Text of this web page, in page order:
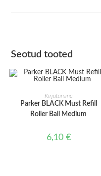
Seotud tooted
LISA KORVI
Kirjutamine
Parker BLACK Must Refill
Roller Ball Medium
6,10 €